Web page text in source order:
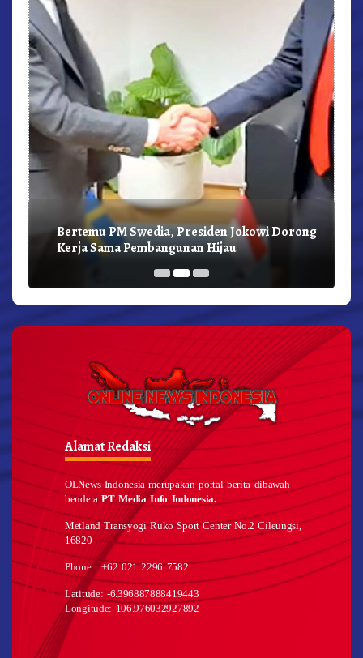
Bertemu PM Swedia, Presiden Jokowi Dorong
Kerja Sama Pembangunan Hijau
Alamat Redaksi
OLNews Indonesia merupakan portal berita dibawah
benderaPT Media Info Indonesia.
Metland Transyogi Ruko Sport Center No.2 Cileungsi,
16820
Phone : +62 021 2296 7582
Latitude: -6.396887888419443
Longitude: 106.976032927892